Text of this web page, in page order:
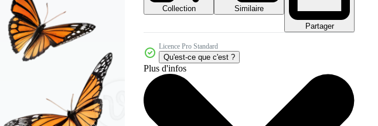
Collection
Similaire
Partager
Licence Pro Standard
Qu'est-ce que c'est ?
Plus d'infos